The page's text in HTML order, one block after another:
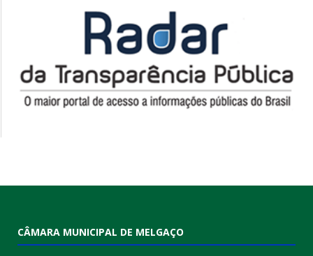
CÂMARA MUNICIPAL DE MELGAÇO